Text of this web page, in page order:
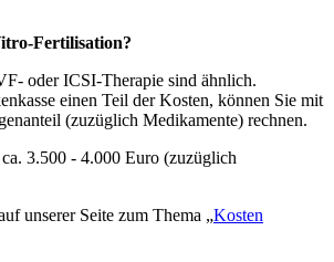
Fertilisation?
oder ICSI-Therapie sind ähnlich.
einen Teil der Kosten, können Sie mit
(zuzüglich Medikamente) rechnen.
3.500 - 4.000 Euro (zuzüglich
unserer Seite zum Thema „Kosten